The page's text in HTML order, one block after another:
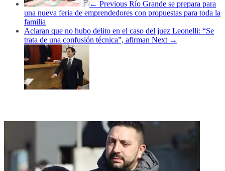
← Previous Río Grande se prepara para
una nueva feria de emprendedores con propuestas para toda la
familia
Aclaran que no hubo delito en el caso del juez Leonelli: “Se
trata de una confusión técnica”, afirman Next →